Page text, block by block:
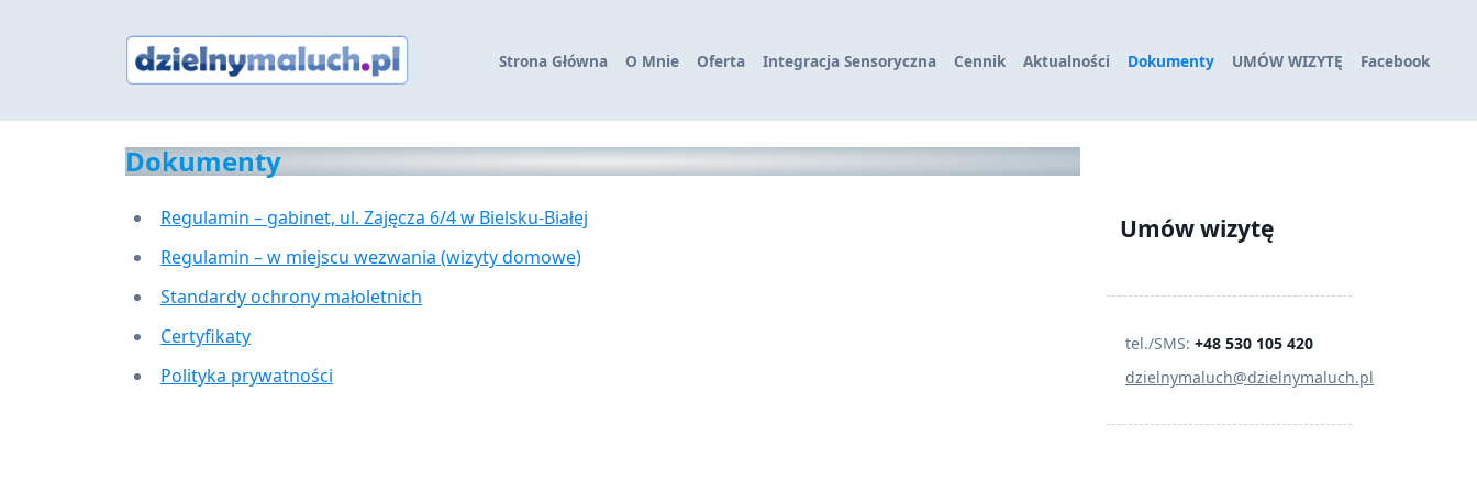
Strona Główna O Mnie Oferta Integracja Sensoryczna Cennik Aktualności Dokumenty UMÓW WIZYTĘ Facebook
Dokumenty
Regulamin – gabinet, ul. Zajęcza 6/4 w Bielsku-Białej
Regulamin – w miejscu wezwania (wizyty domowe)
Standardy ochrony małoletnich
Certyfikaty
Polityka prywatności
Umów wizytę
tel./SMS:+48 530 105 420
dzielnymaluch@dzielnymaluch.pl